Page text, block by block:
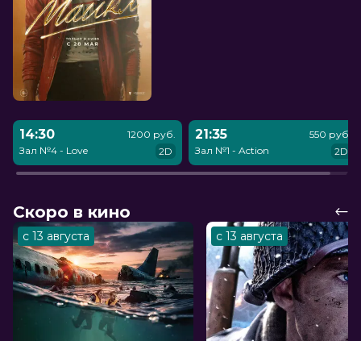
14:30
Зал №4 - Love
1200 руб.
2D
21:35
Зал №1 - Action
550 руб.
2D
Скоро в кино
с 13 августа с 13 августа